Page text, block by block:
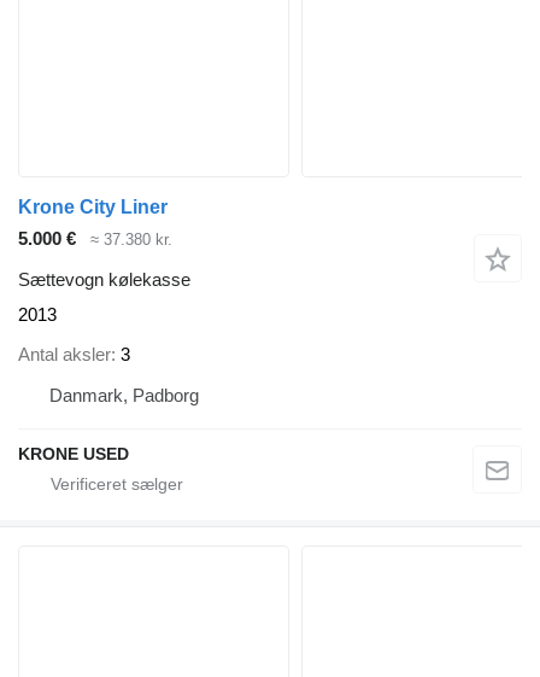
Krone City Liner
5.000 €
≈ 37.380 kr.
Sættevogn kølekasse
2013
Antal aksler 3
Danmark, Padborg
KRONE USED